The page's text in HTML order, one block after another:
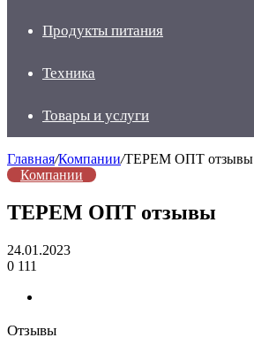
Продукты питания
Техника
Товары и услуги
Главная/Компании/ТЕРЕМ ОПТ отзывы
Компании
ТЕРЕМ ОПТ отзывы
24.01.2023
0 111
Отзывы